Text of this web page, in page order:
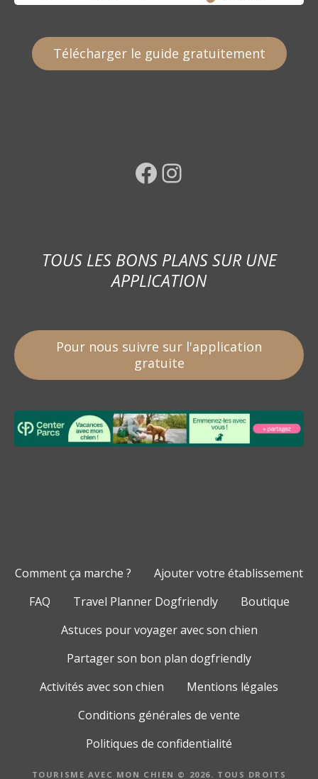
Télécharger le guide gratuitement
Facebook Instagram
TOUS LES BONS PLANS SUR UNE
APPLICATION
Pour nous suivre sur l'application
gratuite
Comment ça marche ?
Ajouter votre établissement
FAQ
Travel Planner Dogfriendly
Boutique
Astuces pour voyager avec son chien
Partager son bon plan dogfriendly
Activités avec son chien
Mentions légales
Conditions générales de vente
Politiques de confidentialité
TOURISME AVEC MON CHIEN © 2026. TOUS DROITS